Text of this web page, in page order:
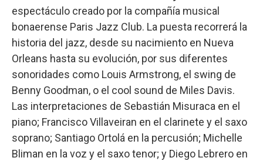
espectáculo creado por la compañía musical
bonaerense Paris Jazz Club. La puesta recorrerá la
historia del jazz, desde su nacimiento en Nueva
Orleans hasta su evolución, por sus diferentes
sonoridades como Louis Armstrong, el swing de
Benny Goodman, o el cool sound de Miles Davis.
Las interpretaciones de Sebastián Misuraca en el
piano; Francisco Villaveiran en el clarinete y el saxo
soprano; Santiago Ortolá en la percusión; Michelle
Bliman en la voz y el saxo tenor; y Diego Lebrero en